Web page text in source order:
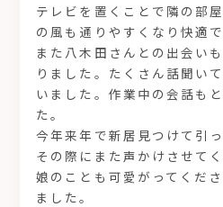
テレビを置くことで隣の部
の風も通りやすくなり快適で
また八木田さんとの出会い
りました。たくさん話聞い
いました。作業中の会話も
た。
今年来年で新居見つけて引
その際にまた声かけさせてく
娘のことも可愛がってくだ
ました。